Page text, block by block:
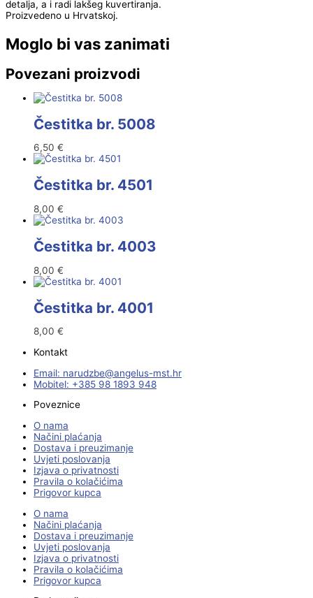
detalja, a i radi lakšeg kuvertiranja.
Proizvedeno u Hrvatskoj.
Moglo bi vas zanimati
Povezani proizvodi
Čestitka br. 5008
6,50 €
Čestitka br. 4501
8,00 €
Čestitka br. 4003
8,00 €
Čestitka br. 4001
8,00 €
Kontakt
Email:
rh.tsm-sulegna
@ebzduran
Mobitel: +385 98 1893 948
Poveznice
O nama
Načini plaćanja
Dostava i preuzimanje
Uvjeti poslovanja
Izjava o privatnosti
Pravila o kolačićima
Prigovor kupca
O nama
Načini plaćanja
Dostava i preuzimanje
Uvjeti poslovanja
Izjava o privatnosti
Pravila o kolačićima
Prigovor kupca